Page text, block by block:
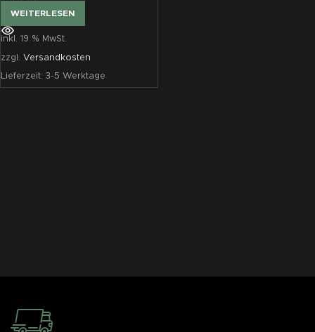
WEITERLESEN
inkl. 19 % MwSt.
zzgl. Versandkosten
Lieferzeit: 3-5 Werktage